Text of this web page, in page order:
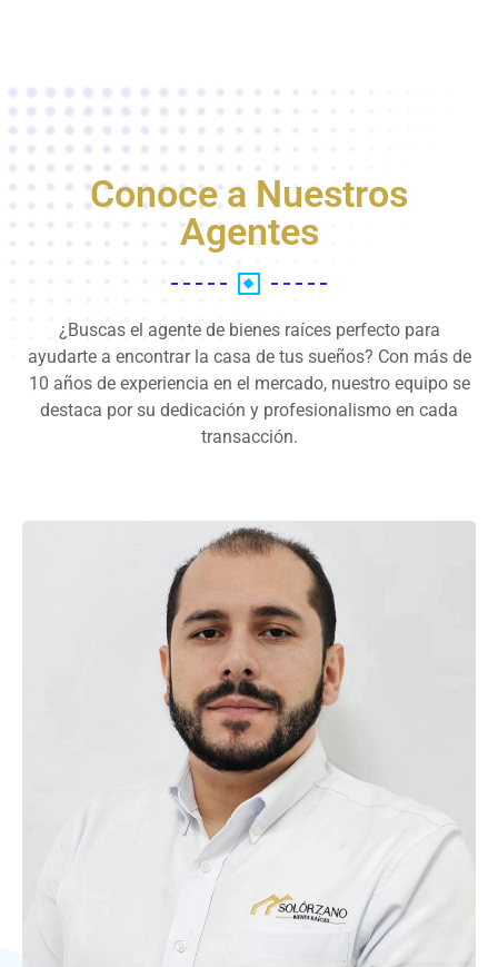
Conoce a Nuestros
Agentes
¿Buscas el agente de bienes raíces perfecto para
ayudarte a encontrar la casa de tus sueños? Con más de
10 años de experiencia en el mercado, nuestro equipo se
destaca por su dedicación y profesionalismo en cada
transacción.